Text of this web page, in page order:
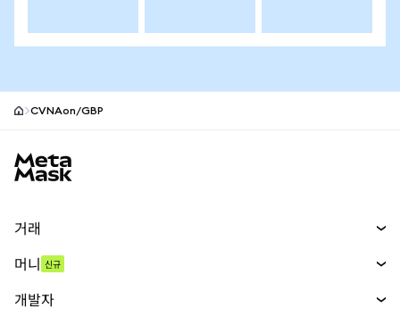
CVNAon/GBP
거래
무기한 선물
머니 신규
개발자